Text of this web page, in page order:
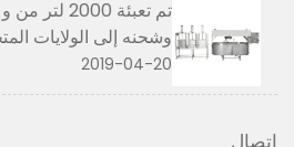
تم تعبئة
وشحنه إلى الولايات
2019
2019-04-20